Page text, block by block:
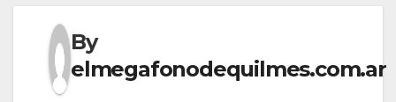
By
elmegafonodequilmes.com.ar